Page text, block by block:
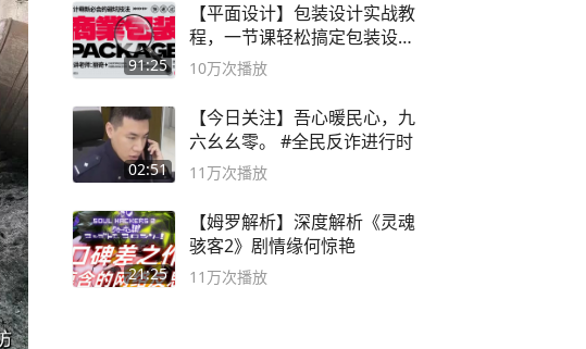
91:25
【平面设计】包装设计实战教
程，一节课轻松搞定包装设计
流程！
10万次播放
02:51
【今日关注】吾心暖民心，九
六幺幺零。 #全民反诈进行时
11万次播放
21:25
【姆罗解析】深度解析《灵魂
骇客2》剧情缘何惊艳
11万次播放